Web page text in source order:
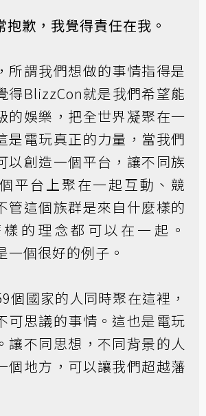
抱歉，我覺得責任在我。
所謂我們想做的事情指得是
得BlizzCon就是我們希望能
的娛樂，把全世界凝聚在一
是電玩真正的力量，當我們
以創造一個平台，讓不同族
平台上聚在一起互動、競
管這個族群是來自什麼樣的
的理念都可以在一起。
一個很好的例子。
個國家的人同時聚在這裡，
可思議的事情。這也是電玩
讓不同思想，不同背景的人
個地方，可以讓我們超越藩